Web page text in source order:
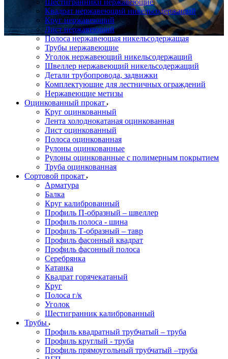
Шестигранники нержавеющие
Квадрат нержавеющий никельсодержащий
Круг нержавеющий
Лист нержавеющий
Полоса нержавеющая никельсодержащая
Трубы нержавеющие
Уголок нержавеющий никельсодержащий
Швеллер нержавеющий никельсодержащий
Детали трубопровода, задвижки
Комплектующие для лестничных ограждений
Нержавеющие метизы
Оцинкованный прокат
Круг оцинкованный
Лента холоднокатаная оцинкованная
Лист оцинкованный
Полоса оцинкованная
Рулоны оцинкованные
Рулоны оцинкованные с полимерным покрытием
Труба оцинкованная
Сортовой прокат
Арматура
Балка
Круг калиброванный
Профиль П-образный – швеллер
Профиль полоса - шина
Профиль Т-образный – тавр
Профиль фасонный квадрат
Профиль фасонный полоса
Серебрянка
Катанка
Квадрат горячекатаный
Круг
Полоса г/к
Уголок
Шестигранник калиброванный
Трубы
Профиль квадратный трубчатый – труба
Профиль круглый - труба
Профиль прямоугольный трубчатый –труба